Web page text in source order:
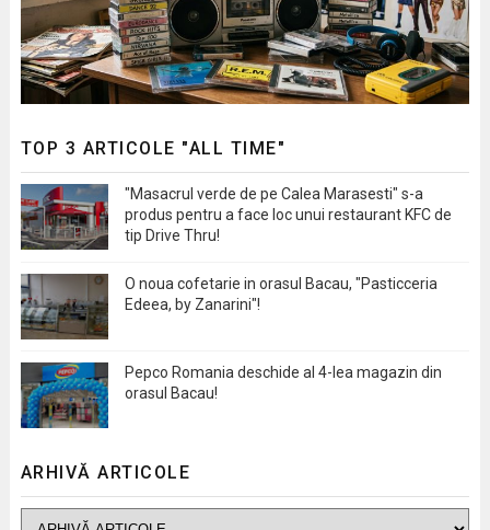
TOP 3 ARTICOLE "ALL TIME"
"Masacrul verde de pe Calea Marasesti" s-a
produs pentru a face loc unui restaurant KFC de
tip Drive Thru!
O noua cofetarie in orasul Bacau, "Pasticceria
Edeea, by Zanarini"!
Pepco Romania deschide al 4-lea magazin din
orasul Bacau!
ARHIVĂ ARTICOLE